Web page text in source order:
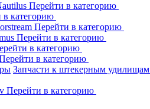
Перейти в категорию
в категорию
Перейти в категорию
Перейти в категорию
в категорию
в категорию
Запчасти к штекерным удилищам
Перейти в категорию